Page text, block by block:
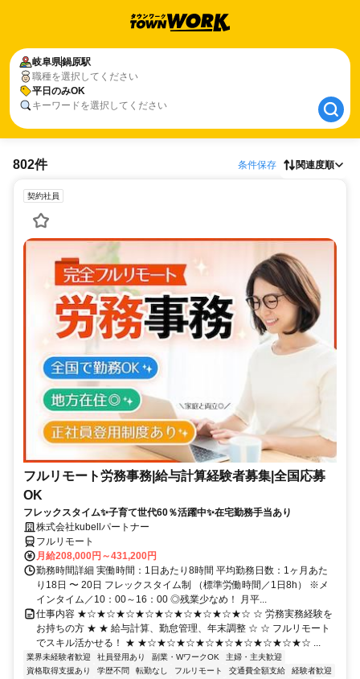
岐阜県鍋原駅
職種を選択してください
平日のみOK
キーワードを選択してください
岐阜県鍋原駅
平日のみOK
802件 条件保存 関連度順
契約社員
フルリモート労務事務|給与計算経験者募集|全国応募
OK
フレックスタイム✨子育て世代60％活躍中✨在宅勤務手当あり
株式会社kubellパートナー
フルリモート
月給208,000円～431,200円
勤務時間詳細 実働時間：1日あたり8時間 平均勤務日数：1ヶ月あた
り18日 〜 20日 フレックスタイム制 （標準労働時間／1日8h） ※メ
インタイム／10：00～16：00 ◎残業少なめ！ 月平...
仕事内容 ★☆★☆★☆★☆★☆★☆★☆★☆★☆ ☆ 労務実務経験を
お持ちの方 ★ ★ 給与計算、勤怠管理、年末調整 ☆ ☆ フルリモート
でスキル活かせる！ ★ ★☆★☆★☆★☆★☆★☆★☆★☆★☆ ...
業界未経験者歓迎 社員登用あり 副業・WワークOK
主婦・主夫歓迎
資格取得支援あり
学歴不問 転勤なし フルリモート 交通費全額支給
経験者歓迎